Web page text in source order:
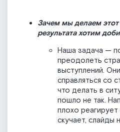
Зачем мы делаем этот
результата хотим
Наша задача —
преодолеть
выступлений.
справляться со
что делать в
пошло не так.
плохо
скучает, слайды